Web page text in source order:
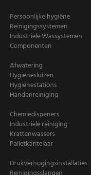
Persoonlijke hygiëne
Reinigingssystemen
Industriële Wassystemen
Componenten
Afwatering
Hygiënesluizen
Hygiënestations
Handenreiniging
Chemiedispeners
Industriële reiniging
Krattenwassers
Palletkantelaar
Drukverhogingsinstallaties